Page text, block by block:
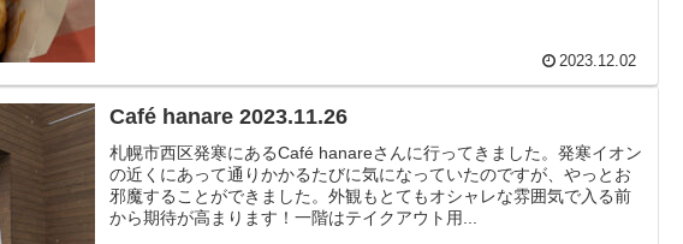
2023.12.02
Café hanare 2023.11.26
札幌市西区発寒にあるCafé hanareさんに行ってきました。発寒イオン
の近くにあって通りかかるたびに気になっていたのですが、やっとお
邪魔することができました。外観もとてもオシャレな雰囲気で入る前
から期待が高まります！一階はテイクアウト用...